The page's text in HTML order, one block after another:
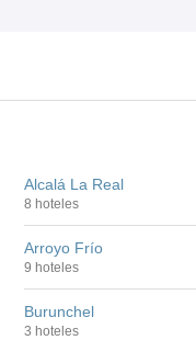
Alcalá La Real
8 hoteles
Arroyo Frío
9 hoteles
Burunchel
3 hoteles